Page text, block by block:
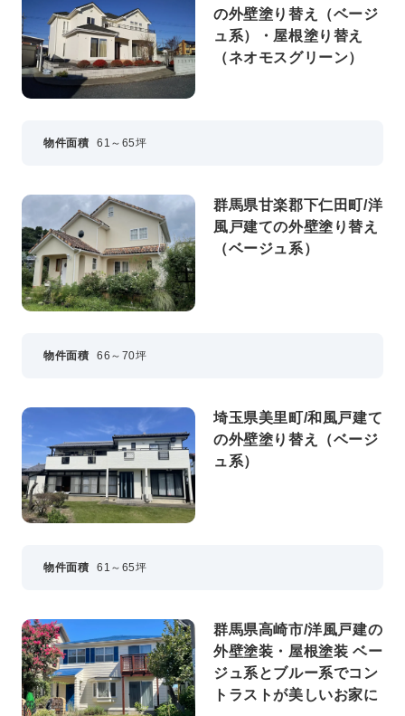
お問い合わせ
現地診断見積もり（無料）
施工パートナー募集
総合お問い合わせ
プライバシーポリシー
コミュニティガイドライン
特定商取引法に基づく表記
の外壁塗り替え（ベージ
ュ系）・屋根塗り替え
（ネオモスグリーン）
物件面積 61～65坪
群馬県甘楽郡下仁田町/洋
風戸建ての外壁塗り替え
（ベージュ系）
物件面積 66～70坪
埼玉県美里町/和風戸建て
の外壁塗り替え（ベージ
ュ系）
物件面積 61～65坪
群馬県高崎市/洋風戸建の
外壁塗装・屋根塗装 ベー
ジュ系とブルー系でコン
トラストが美しいお家に